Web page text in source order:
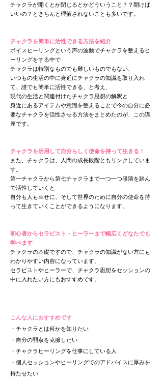
​チャクラが開くとか閉じるとかどういうこと？？開けば
いいの？ときちんと理解されないことも多いです。
チャクラを簡単に活性できる方法を紹介
ボイスヒーリングという声の波動でチャクラを整えるヒ
ーリングをする中で
チャクラは特別なものでも難しいものでもない、
いつもの生活の中に身近にチャクラの知識を取り入れ
て、誰でも簡単に活性できる、と考え、
現代の生活と関連付けたチャクラ思想の解釈と
身近にあるアイテムや意識を整えることで今の自分に必
要なチャクラを活性させる方法をまとめたのが、この講
座です。
チャクラを活用して自分らしく使命を持って生き る！
また、チャクラは、人間の成長段階ともリンクしていま
す。
第一チャクラから第七チャクラまで一つ一つ段階を踏ん
で活性していくと
自分も人も幸せに、そして世界のために自分の使命を持
って生きていくことができるようになります。
初心者からセラピスト・ ヒーラーまで幅広くどなたでも
学べます
チャクラの基礎ですので、チャクラの知識がない方にも
わかりやすい内容になっています。
セラピストやヒーラーで、チャクラ思想をセッションの
中に入れたい方にもおすすめです。
こんな人におすすめです
・チャクラとは何かを知りたい
・自分の弱点を克服したい
​・チャクラヒーリングを仕事にしている人
・個人セッションやヒーリングでのアドバイスに厚みを
持たせたい